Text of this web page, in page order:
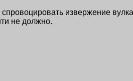
извержение
не должно.